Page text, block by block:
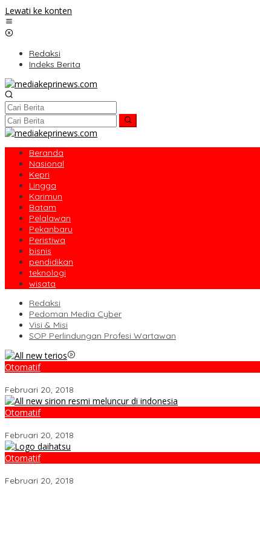
Lewati ke konten
Redaksi
Indeks Berita
Beranda
Nasional
Kepri
Lingga
Karimun
Batam
Pelalawan
Pekanbaru
Peristiwa
bisnis
pendidikan
teknologi
wisata
Redaksi
Pedoman Media Cyber
Visi & Misi
SOP Perlindungan Profesi Wartawan
Otomatif
Februari 20, 2018
Otomatif
Februari 20, 2018
Otomatif
Februari 20, 2018